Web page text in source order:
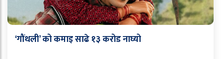
‘गौंथली’ को कमाइ साढे १३ करोड नाघ्यो